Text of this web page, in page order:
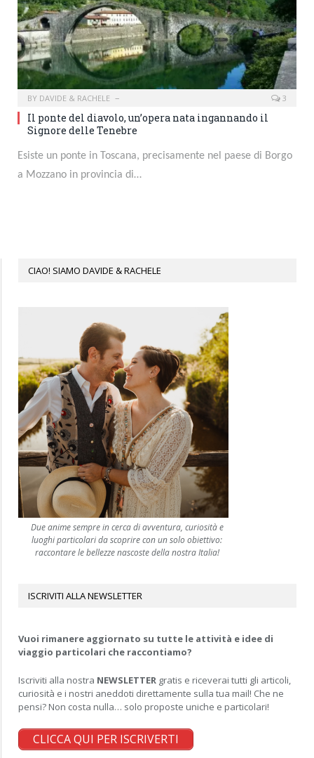
BY DAVIDE & RACHELE 3
Il ponte del diavolo, un’opera nata ingannando il
Signore delle Tenebre
Esiste un ponte in Toscana, precisamente nel paese di Borgo
a Mozzano in provincia di…
CIAO! SIAMO DAVIDE & RACHELE
Due anime sempre in cerca di avventura, curiosità e
luoghi particolari da scoprire con un solo obiettivo:
raccontare le bellezze nascoste della nostra Italia!
ISCRIVITI ALLA NEWSLETTER
Vuoi rimanere aggiornato su tutte le attività e idee di
viaggio particolari che raccontiamo?
Iscriviti alla nostra NEWSLETTER gratis e riceverai tutti gli articoli,
curiosità e i nostri aneddoti direttamente sulla tua mail! Che ne
pensi? Non costa nulla… solo proposte uniche e particolari!
CLICCA QUI PER ISCRIVERTI